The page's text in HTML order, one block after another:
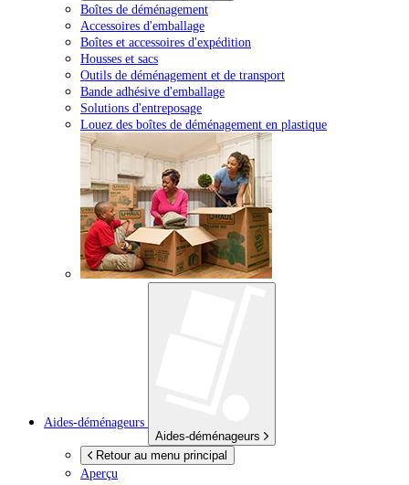
Boîtes de déménagement
Accessoires d'emballage
Boîtes et accessoires d'expédition
Housses et sacs
Outils de déménagement et de transport
Bande adhésive d'emballage
Solutions d'entreposage
Louez des boîtes de déménagement en plastique
Aides-déménageurs
Aides-déménageurs
Retour au menu principal
Aperçu